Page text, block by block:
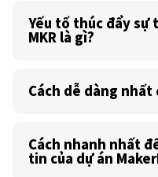
Yếu tố thúc đẩy
MKR là gì?
Cách dễ dàng nhất
Cách nhanh nhất
tin của dự án